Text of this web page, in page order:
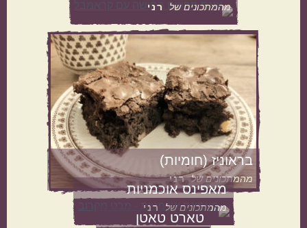
מהמתכונים של רני
בראוניז (חומיות)
מהמתכונים של רני
מאפינס אוכמניות
מהמתכונים של רני
טארט טאטן
אמריקאי יווני
טורקי פרסי
קטגוריות נוספות
מנות קלות להכנה בתקציב נמוך